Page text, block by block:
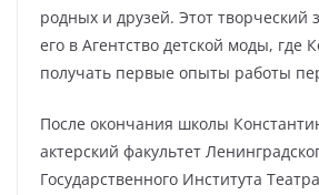
родных и друзей. Этот
его в Агентство детской моды, где
получать первые опыты работы
После окончания школы
актерский факультет
Государственного Института